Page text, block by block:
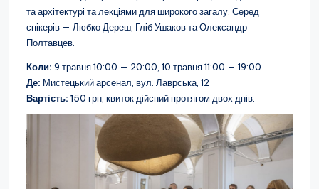
та архітектурі та лекціями для широкого загалу. Серед
спікерів — Любко Дереш, Гліб Ушаков та Олександр
Полтавцев.
Коли: 9 травня 10:00 — 20:00, 10 травня 11:00 — 19:00
Де: Мистецький арсенал, вул. Лаврська, 12
Вартість: 150 грн, квиток дійсний протягом двох днів.